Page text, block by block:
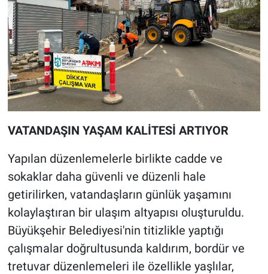
VATANDAŞIN YAŞAM KALİTESİ ARTIYOR
Yapılan düzenlemelerle birlikte cadde ve
sokaklar daha güvenli ve düzenli hale
getirilirken, vatandaşların günlük yaşamını
kolaylaştıran bir ulaşım altyapısı oluşturuldu.
Büyükşehir Belediyesi'nin titizlikle yaptığı
çalışmalar doğrultusunda kaldırım, bordür ve
tretuvar düzenlemeleri ile özellikle yaşlılar,